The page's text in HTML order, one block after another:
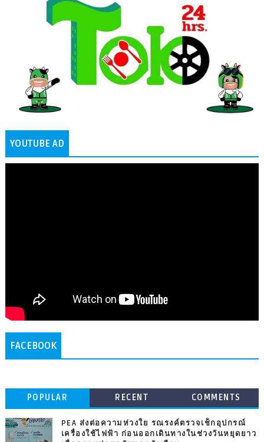
YOUTUBE AD
FACEBOOK
POPULAR RECENT COMMENTS
PEA ส่งต่อความห่วงใย รณรงค์ตรวจเช็กอุปกรณ์
เครื่องใช้ไฟฟ้า ก่อนออกเดินทางในช่วงวันหยุดยาว